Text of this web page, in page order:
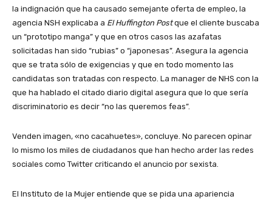
la indignación que ha causado semejante oferta de empleo, la
agencia NSH explicaba a El Huffington Postque el cliente buscaba
un “prototipo manga” y que en otros casos las azafatas
solicitadas han sido “rubias” o “japonesas”. Asegura la agencia
que se trata sólo de exigencias y que en todo momento las
candidatas son tratadas con respecto. La manager de NHS con la
que ha hablado el citado diario digital asegura que lo que sería
discriminatorio es decir “no las queremos feas”.
Venden imagen, «no cacahuetes», concluye. No parecen opinar
lo mismo los miles de ciudadanos que han hecho arder las redes
sociales como Twitter criticando el anuncio por sexista.
El Instituto de la Mujer entiende que se pida una apariencia